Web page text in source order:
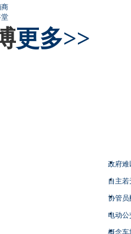
商
更多>>
政府难
自主
协管员
电动
概念车